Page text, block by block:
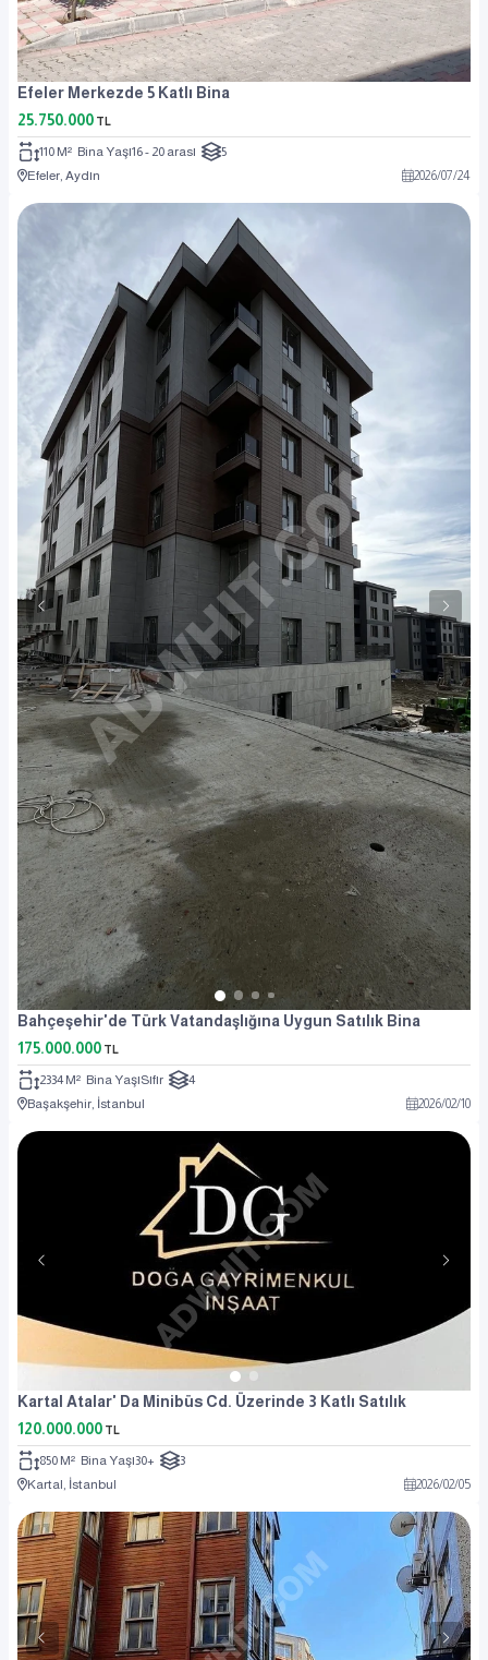
Efeler Merkezde 5 Katlı Bina
25.750.000 TL
110 M² Bina Yaşı16 - 20 arası
5
Efeler, Aydın
2026/07/24
Bahçeşehir'de Türk Vatandaşlığına Uygun Satılık Bina
175.000.000 TL
2334 M² Bina YaşıSıfır
4
Başakşehir, İstanbul
2026/02/10
Kartal Atalar' Da Minibüs Cd. Üzerinde 3 Katlı Satılık
120.000.000 TL
850 M² Bina Yaşı30+
3
Kartal, İstanbul
2026/02/05